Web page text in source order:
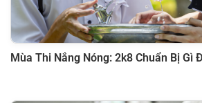
Mùa Thi Nắng Nóng: 2k8 Chuẩn Bị Gì